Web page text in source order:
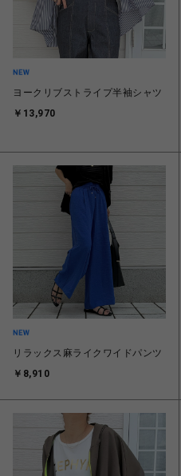
ヨークリブストライプ半袖シャツ
￥13,970
リラックス麻ライクワイドパンツ
￥8,910